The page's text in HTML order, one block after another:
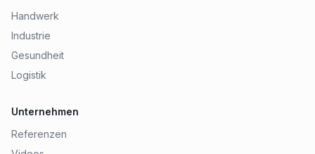
Handwerk
Industrie
Gesundheit
Logistik
Unternehmen
Referenzen